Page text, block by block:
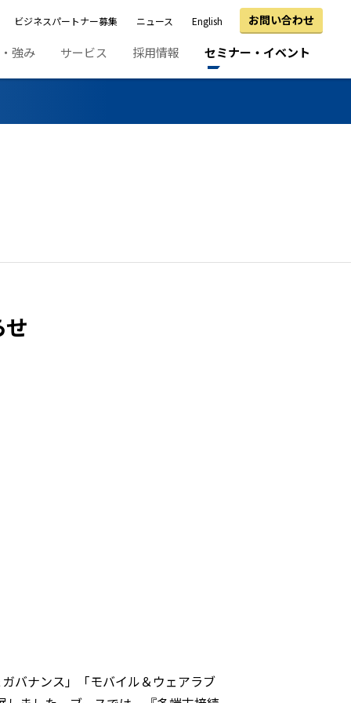
お問い合わせ
強み サービス 採用情報 セミナー・イベント
ビジネスパートナー募集 ニュース English
バナンス」「モバイル＆ウェアラブ